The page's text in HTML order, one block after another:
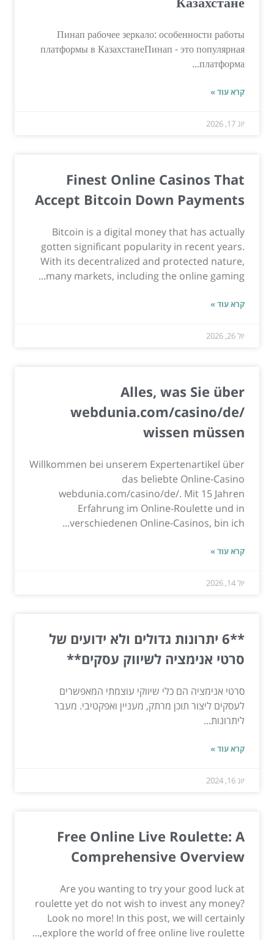
Пинап рабочее зеркало: особенности работы
платформы в КазахстанеПинап - это популярная
платформа...
קרא עוד »
יונ 17, 2026
Finest Online Casinos That
Accept Bitcoin Down Payments
Bitcoin is a digital money that has actually
gotten significant popularity in recent years.
With its decentralized and protected nature,
many markets, including the online gaming...
קרא עוד »
יול 26, 2026
Alles, was Sie über
webdunia.com/casino/de/
wissen müssen
Willkommen bei unserem Expertenartikel über
das beliebte Online-Casino
webdunia.com/casino/de/. Mit 15 Jahren
Erfahrung im Online-Roulette und in
verschiedenen Online-Casinos, bin ich...
קרא עוד »
יול 14, 2026
**6 יתרונות גדולים ולא ידועים של
סרטי אנימציה לשיווק עסקים**
סרטי אנימציה הם כלי שיווקי עוצמתי המאפשרים
לעסקים ליצור תוכן מרתק, מעניין ואפקטיבי. מעבר
ליתרונות...
קרא עוד »
יונ 16, 2024
Free Online Live Roulette: A
Comprehensive Overview
Are you wanting to try your good luck at
roulette yet do not wish to invest any money?
Look no more! In this post, we will certainly
explore the world of free online live roulette,...